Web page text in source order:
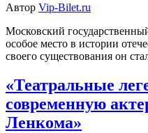
Автор Vip-Bilet.ru
Московский
особое место в истории
своего существования он
«Театральные
современную
Ленкома»